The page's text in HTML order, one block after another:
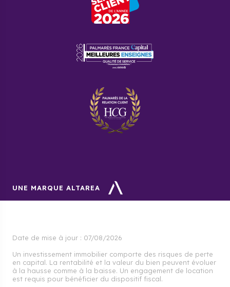
UNE MARQUE ALTAREA
Date de mise à jour : 07/08/2026
Un investissement immobilier comporte des risques de perte
en capital. La rentabilité et la valeur du bien peuvent évoluer
à la hausse comme à la baisse. Un engagement de location
est requis pour bénéficier du dispositif fiscal.